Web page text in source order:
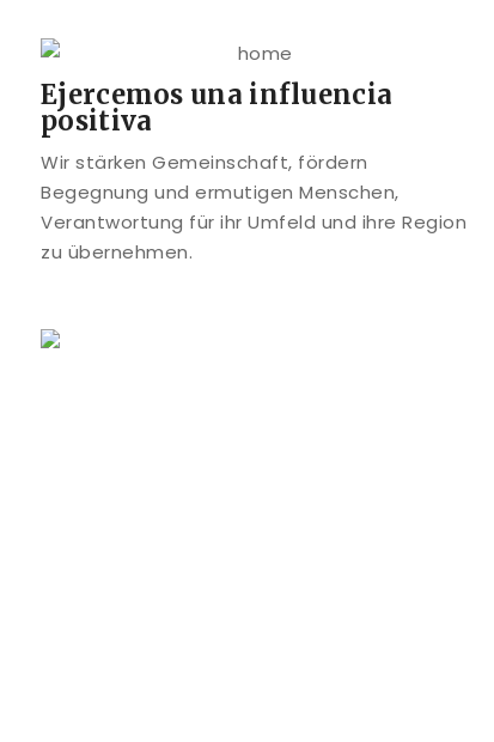
Ejercemos una influencia
positiva
Wir stärken Gemeinschaft, fördern
Begegnung und ermutigen Menschen,
Verantwortung für ihr Umfeld und ihre Region
zu übernehmen.